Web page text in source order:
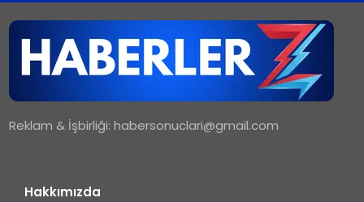
TEKNOLOJI
Reklam & İşbirliği:habersonuclari@gmail.com
Hakkımızda